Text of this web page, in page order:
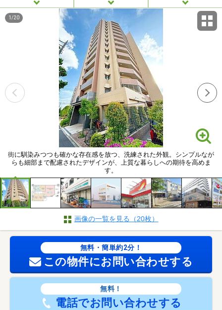
街に馴染みつつも確かな存在感を放つ、洗練された外観。シンプルなが
らも細部まで配慮されたデザインが、上質な暮らしへの期待を高めま
す。
1 /20
画像の一覧を見る（20枚）
無料・簡単約2分！
この物件にお問い合わせする
無料！
電話でお問い合わせする